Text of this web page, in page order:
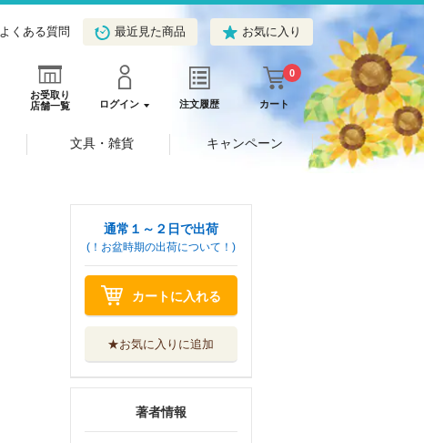
よくある質問 最近見た商品 お気に入り
お受取り
店舗一覧
ログイン 注文履歴 カート
0
文具・雑貨 キャンペーン
通常１～２日で出荷
(！お盆時期の出荷について！)
カートに入れる
★お気に入りに追加
著者情報